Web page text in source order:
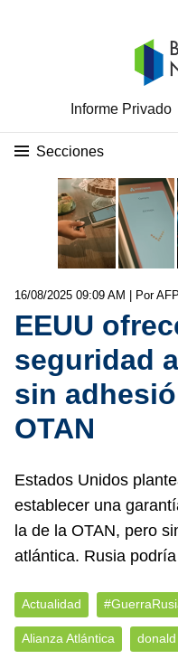
Informe Privado
Secciones
16/08/2025 09:09 AM | Por AFP
EEUU
seguridad
sin
OTAN
Estados Unidos
establecer una
la de la OTAN, pero
atlántica. Rusia
Actualidad
Alianza Atlántica